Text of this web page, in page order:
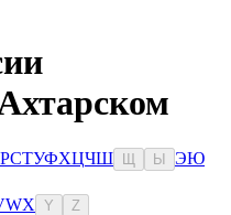
РСТУФХЦЧШ Ы ЭЮ
WX Y Z